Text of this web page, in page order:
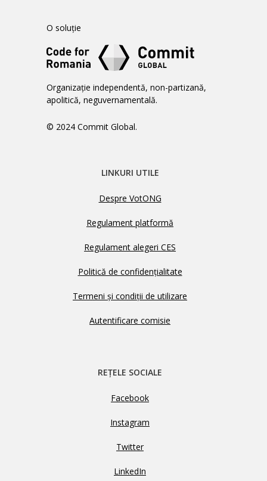
O soluție
Organizație independentă, non-partizană,
apolitică, neguvernamentală.
© 2024 Commit Global.
LINKURI UTILE
Despre VotONG
Regulament platformă
Regulament alegeri CES
Politică de confidențialitate
Termeni și condiții de utilizare
Autentificare comisie
REȚELE SOCIALE
Facebook
Instagram
Twitter
LinkedIn